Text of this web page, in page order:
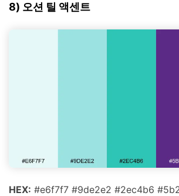
8) 오션 틸 액센트
HEX: #e6f7f7 #9de2e2 #2ec4b6